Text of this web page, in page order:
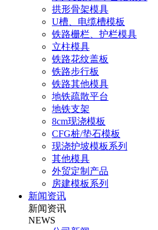
拱形骨架模具
U槽、电缆槽模板
铁路栅栏、护栏模具
立柱模具
铁路花纹盖板
铁路步行板
铁路其他模具
地铁疏散平台
地铁支架
8cm现浇模板
CFG桩/垫石模板
现浇护坡模板系列
其他模具
外贸定制产品
房建模板系列
新闻资讯
新闻资讯
NEWS